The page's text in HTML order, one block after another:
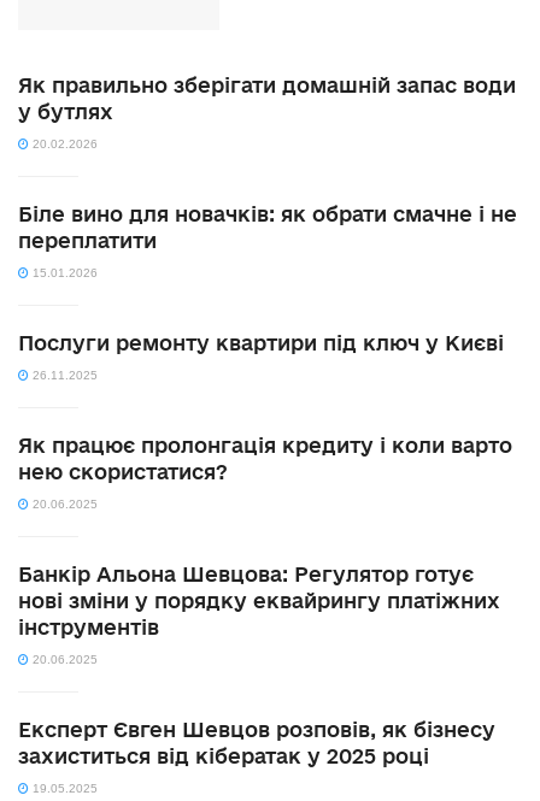
Як правильно зберігати домашній запас води
у бутлях
20.02.2026
Біле вино для новачків: як обрати смачне і не
переплатити
15.01.2026
Послуги ремонту квартири під ключ у Києві
26.11.2025
Як працює пролонгація кредиту і коли варто
нею скористатися?
20.06.2025
Банкір Альона Шевцова: Регулятор готує
нові зміни у порядку еквайрингу платіжних
інструментів
20.06.2025
Експерт Євген Шевцов розповів, як бізнесу
захиститься від кібератак у 2025 році
19.05.2025